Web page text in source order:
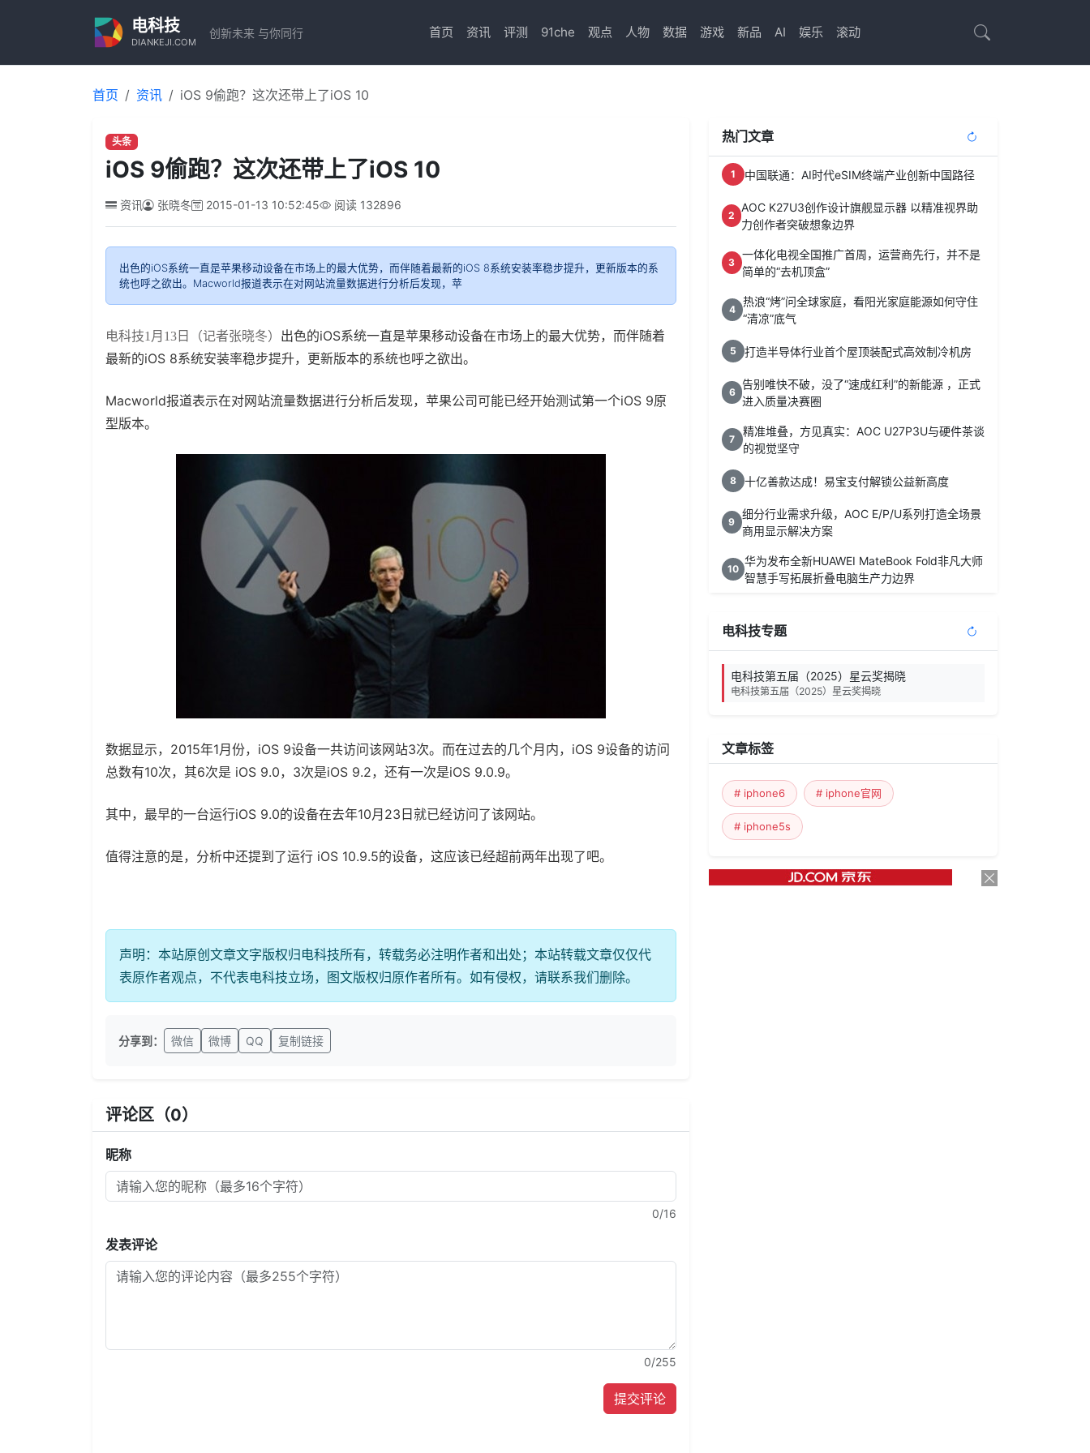
电科技
DIANKEJI.COM
创新未来 与你同行 首页 资讯 评测 91che 观点 人物 数据 游戏 新品 AI 娱乐 滚动
首页 资讯 iOS 9偷跑？这次还带上了iOS 10
头条
iOS 9偷跑？这次还带上了iOS 10
资讯 张晓冬 2015-01-13 10:52:45 阅读 132896
出色的iOS系统一直是苹果移动设备在市场上的最大优势，而伴随着最新的iOS 8系统安装率稳步提升，更新版本的系
统也呼之欲出。Macworld报道表示在对网站流量数据进行分析后发现，苹
电科技1月13日（记者张晓冬） 出色的iOS系统一直是苹果移动设备在市场上的最大优势，而伴随着
最新的iOS 8系统安装率稳步提升，更新版本的系统也呼之欲出。
Macworld报道表示在对网站流量数据进行分析后发现，苹果公司可能已经开始测试第一个iOS 9原
型版本。
数据显示，2015年1月份，iOS 9设备一共访问该网站3次。而在过去的几个月内，iOS 9设备的访问
总数有10次，其6次是 iOS 9.0，3次是iOS 9.2，还有一次是iOS 9.0.9。
其中，最早的一台运行iOS 9.0的设备在去年10月23日就已经访问了该网站。
值得注意的是，分析中还提到了运行 iOS 10.9.5的设备，这应该已经超前两年出现了吧。
声明：本站原创文章文字版权归电科技所有，转载务必注明作者和出处；本站转载文章仅仅代
表原作者观点，不代表电科技立场，图文版权归原作者所有。如有侵权，请联系我们删除。
分享到： 微信 微博 QQ 复制链接
评论区（0）
昵称
0/16
发表评论
0/255
提交评论
热门文章
1 中国联通：AI时代eSIM终端产业创新中国路径
2
AOC K27U3创作设计旗舰显示器 以精准视界助
力创作者突破想象边界
3
一体化电视全国推广首周，运营商先行，并不是
简单的“去机顶盒”
4
热浪“烤”问全球家庭，看阳光家庭能源如何守住
“清凉”底气
5 打造半导体行业首个屋顶装配式高效制冷机房
6
告别唯快不破，没了“速成红利”的新能源 ，正式
进入质量决赛圈
7
精准堆叠，方见真实：AOC U27P3U与硬件茶谈
的视觉坚守
8 十亿善款达成！易宝支付解锁公益新高度
9
细分行业需求升级，AOC E/P/U系列打造全场景
商用显示解决方案
10
华为发布全新HUAWEI MateBook Fold非凡大师
智慧手写拓展折叠电脑生产力边界
电科技专题
电科技第五届（2025）星云奖揭晓
电科技第五届（2025）星云奖揭晓
文章标签
# iphone6 # iphone官网
# iphone5s